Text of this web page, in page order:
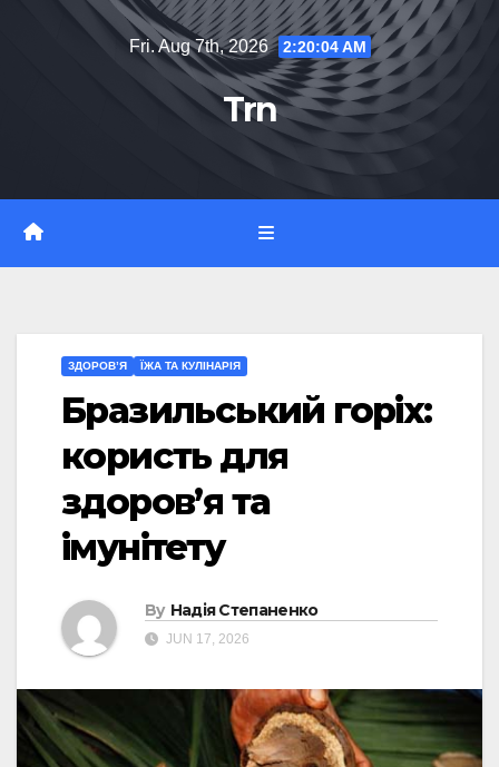
Fri. Aug 7th, 2026 2:20:05 AM
Trn
ЗДОРОВ’Я ЇЖА ТА КУЛІНАРІЯ
Бразильський горіх:
користь для
здоров’я та
імунітету
By Надія Степаненко
JUN 17, 2026